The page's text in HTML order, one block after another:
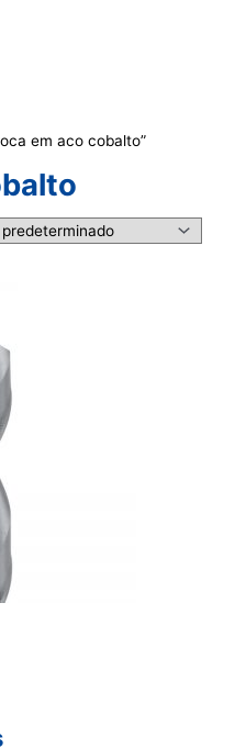
em aco cobalto”